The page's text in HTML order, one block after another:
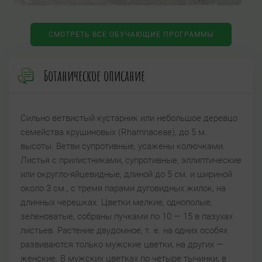
СМОТРЕТЬ ВСЕ ОБУЧАЮЩИЕ ПРОГРАММЫ
Ботаническое описание
Сильно ветвистый кустарник или небольшое деревцо
семейства крушиновых (Rhamnaceae), до 5 м.
высоты. Ветви супротивные, усажены колючками.
Листья с прилистниками, супротивные, эллиптические
или округло-яйцевидные, длиной до 5 см. и шириной
около 3 см., с тремя парами дуговидных жилок, на
длинных черешках. Цветки мелкие, однополые,
зеленоватые, собраны пучками по 10 — 15 в пазухах
листьев. Растение двудомное, т. е. на одних особях
развиваются только мужские цветки, на других —
женские. В мужских цветках по четыре тычинки, в